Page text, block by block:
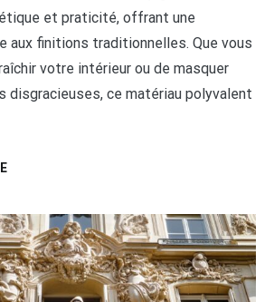
et praticité, offrant une
aux finitions traditionnelles. Que vous
votre intérieur ou de masquer
disgracieuses, ce matériau polyvalent